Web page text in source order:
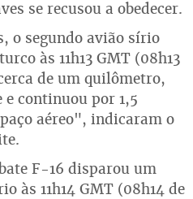
se recusou a obedecer.
o segundo avião sírio
às 11h13 GMT (08h13
de um quilômetro,
continuou por 1,5
aéreo", indicaram o
F-16 disparou um
às 11h14 GMT (08h14 de